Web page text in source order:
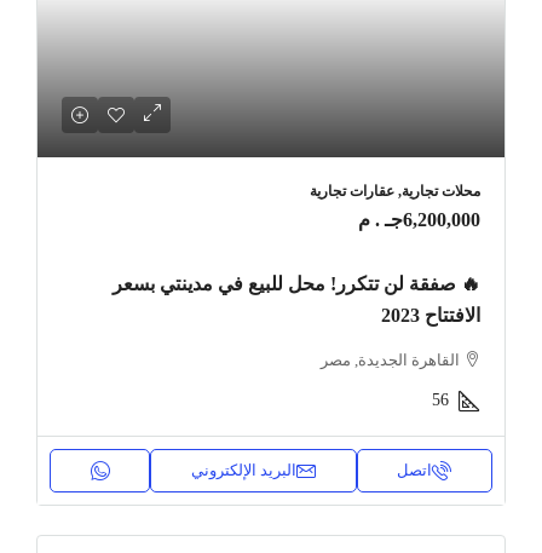
محلات تجارية, عقارات تجارية
6,200,000جـ . م
🔥 صفقة لن تتكرر! محل للبيع في مدينتي بسعر
الافتتاح 2023
القاهرة الجديدة, مصر
56
اتصل البريد الإلكتروني